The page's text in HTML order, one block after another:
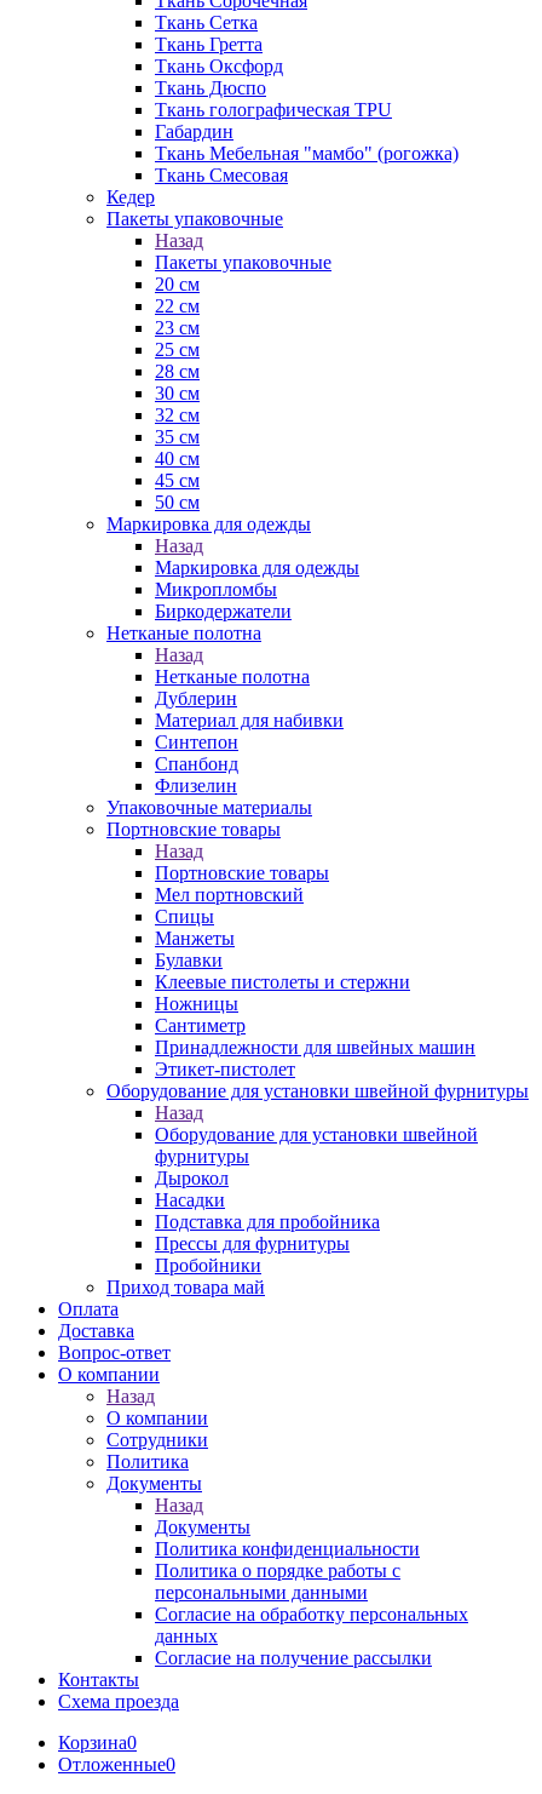
Ткань Сетка
Ткань Гретта
Ткань Оксфорд
Ткань Дюспо
Ткань голографическая TPU
Габардин
Ткань Мебельная "мамбо" (рогожка)
Ткань Смесовая
Кедер
Пакеты упаковочные
Назад
Пакеты упаковочные
20 см
22 см
23 см
25 см
28 см
30 см
32 см
35 см
40 см
45 см
50 см
Маркировка для одежды
Назад
Маркировка для одежды
Микропломбы
Биркодержатели
Нетканые полотна
Назад
Нетканые полотна
Дублерин
Материал для набивки
Синтепон
Спанбонд
Флизелин
Упаковочные материалы
Портновские товары
Назад
Портновские товары
Мел портновский
Спицы
Манжеты
Булавки
Клеевые пистолеты и стержни
Ножницы
Сантиметр
Принадлежности для швейных машин
Этикет-пистолет
Оборудование для установки швейной фурнитуры
Назад
Оборудование для установки швейной
фурнитуры
Дырокол
Насадки
Подставка для пробойника
Прессы для фурнитуры
Пробойники
Приход товара май
Оплата
Доставка
Вопрос-ответ
О компании
Назад
О компании
Сотрудники
Политика
Документы
Назад
Документы
Политика конфиденциальности
Политика о порядке работы с
персональными данными
Согласие на обработку персональных
данных
Согласие на получение рассылки
Контакты
Схема проезда
Корзина0
Отложенные0